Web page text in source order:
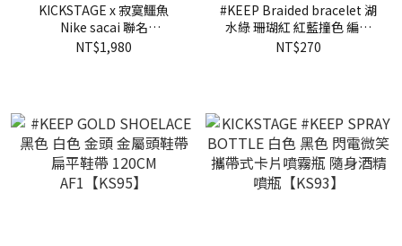
KICKSTAGE x 寂寞鱷魚
Nike sacai 聯名
lonely.crocodile 畫布 掛畫
NT$1,980
#KEEP Braided bracelet 湖
水綠 珊瑚紅 紅藍撞色 編織
手鍊 烤漆登山扣
NT$270